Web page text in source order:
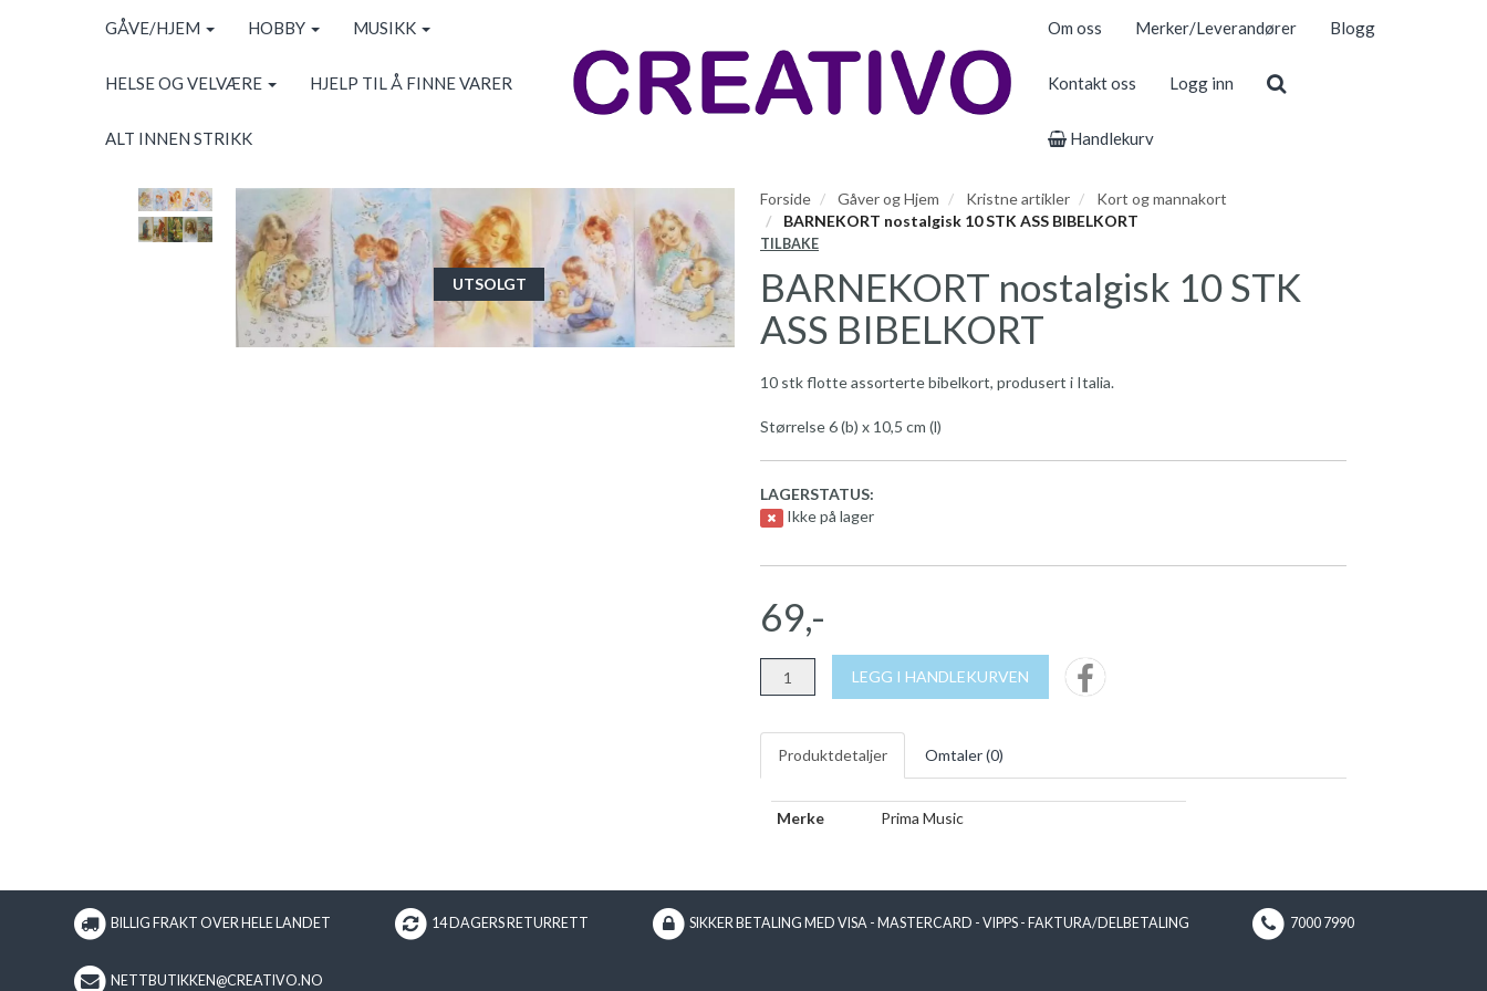
GÅVE/HJEM HOBBY MUSIKK
HELSE OG VELVÆRE HJELP TIL Å FINNE VARER
ALT INNEN STRIKK
Om oss Merker/Leverandører Blogg
Kontakt oss Logg inn
Handlekurv
UTSOLGT
Forside Gåver og Hjem Kristne artikler
Kort og mannakort
BARNEKORT nostalgisk 10 STK ASS BIBELKORT
TILBAKE
BARNEKORT nostalgisk 10 STK
ASS BIBELKORT
10 stk flotte assorterte bibelkort, produsert i Italia.
Størrelse 6 (b) x 10,5 cm (l)
LAGERSTATUS:
Ikke på lager
69,-
LEGG I HANDLEKURVEN
Produktdetaljer Omtaler (0)
Merke Prima Music
BILLIG FRAKT OVER HELE LANDET 14 DAGERS RETURRETT SIKKER BETALING MED VISA - MASTERCARD - VIPPS - FAKTURA/DELBETALING 7000 7990
NETTBUTIKKEN@CREATIVO.NO